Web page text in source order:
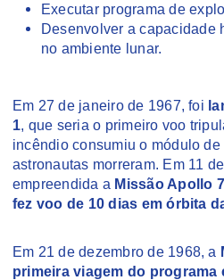
Executar programa de
Desenvolver a capacidade
no ambiente lunar.
Em 27 de janeiro de 1967, foi
1, que seria o primeiro voo
incêndio consumiu o módulo
astronautas morreram. Em 11
empreendida a Missão Apollo
fez voo de 10 dias em órbita
Em 21 de dezembro de 1968, a
primeira viagem do programa